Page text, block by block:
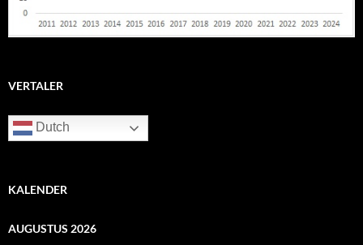
VERTALER
Dutch
KALENDER
AUGUSTUS 2026